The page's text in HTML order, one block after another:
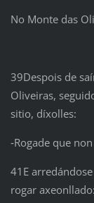
No Monte das
39Despois de
Oliveiras,
sitio, díxolles:
‑Rogade que
41E
rogar axeonllado: